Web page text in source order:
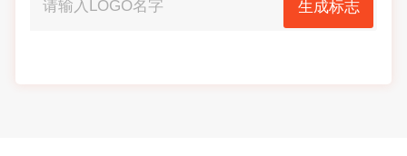
生成标志